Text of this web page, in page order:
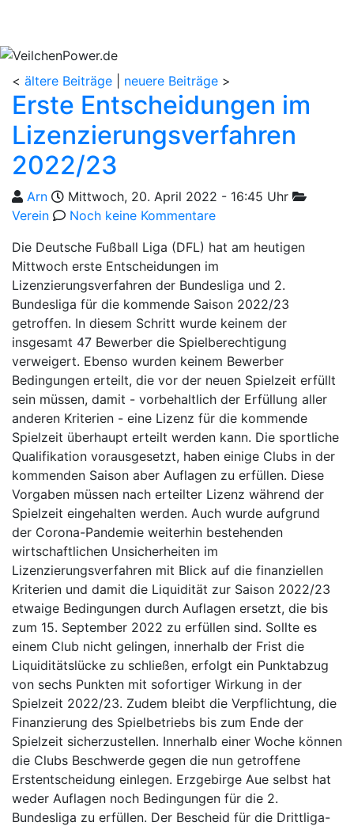
< ältere Beiträge neuere Beiträge >
Erste Entscheidungen im
Lizenzierungsverfahren
2022/23
Geschrieben von
Arn am Mittwoch, 20. April 2022 - 16:45 Uhr
Verein
Noch keine Kommentare
Die Deutsche Fußball Liga (DFL) hat am heutigen
Mittwoch erste Entscheidungen im
Lizenzierungsverfahren der Bundesliga und 2.
Bundesliga für die kommende Saison 2022/23
getroffen. In diesem Schritt wurde keinem der
insgesamt 47 Bewerber die Spielberechtigung
verweigert. Ebenso wurden keinem Bewerber
Bedingungen erteilt, die vor der neuen Spielzeit erfüllt
sein müssen, damit - vorbehaltlich der Erfüllung aller
anderen Kriterien - eine Lizenz für die kommende
Spielzeit überhaupt erteilt werden kann. Die sportliche
Qualifikation vorausgesetzt, haben einige Clubs in der
kommenden Saison aber Auflagen zu erfüllen. Diese
Vorgaben müssen nach erteilter Lizenz während der
Spielzeit eingehalten werden. Auch wurde aufgrund
der Corona-Pandemie weiterhin bestehenden
wirtschaftlichen Unsicherheiten im
Lizenzierungsverfahren mit Blick auf die finanziellen
Kriterien und damit die Liquidität zur Saison 2022/23
etwaige Bedingungen durch Auflagen ersetzt, die bis
zum 15. September 2022 zu erfüllen sind. Sollte es
einem Club nicht gelingen, innerhalb der Frist die
Liquiditätslücke zu schließen, erfolgt ein Punktabzug
von sechs Punkten mit sofortiger Wirkung in der
Spielzeit 2022/23. Zudem bleibt die Verpflichtung, die
Finanzierung des Spielbetriebs bis zum Ende der
Spielzeit sicherzustellen. Innerhalb einer Woche können
die Clubs Beschwerde gegen die nun getroffene
Erstentscheidung einlegen. Erzgebirge Aue selbst hat
weder Auflagen noch Bedingungen für die 2.
Bundesliga zu erfüllen. Der Bescheid für die Drittliga-